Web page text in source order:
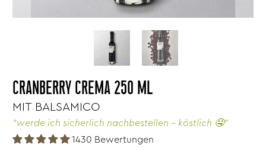
CRANBERRY CREMA 250 ML
MIT BALSAMICO
"werde ich sicherlich nachbestellen - köstlich 🤤"
1430 Bewertungen